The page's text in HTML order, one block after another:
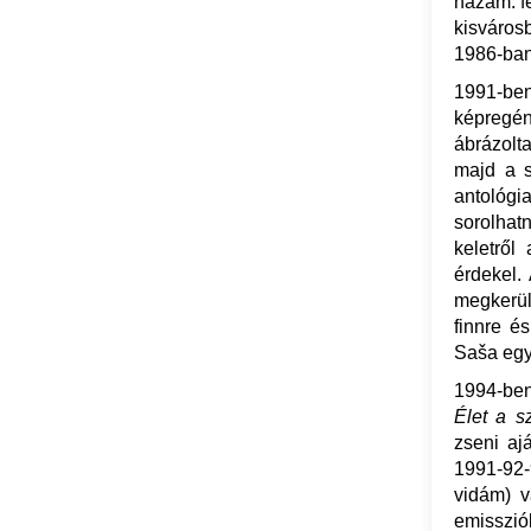
1986-
1991-
majd a
érdekel.
finnre
Saša
1994-
Élet a
zseni
1991-
vidám)